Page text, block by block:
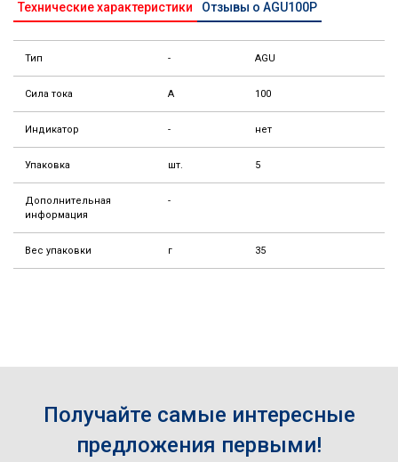
Технические характеристики Отзывы о AGU100P
Тип - AGU
Сила тока А 100
Индикатор - нет
Упаковка шт. 5
Дополнительная
информация
-
Вес упаковки г 35
Получайте самые интересные
предложения первыми!